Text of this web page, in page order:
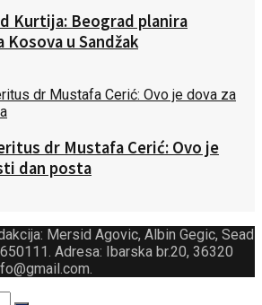
Kurtija: Beograd planira
Kosova u Sandžak
dr Mustafa Cerić: Ovo je
dan posta
Mersid Agovic, Albin Gegic, Sead
Adresa: Ibarska br.20, 36320
.